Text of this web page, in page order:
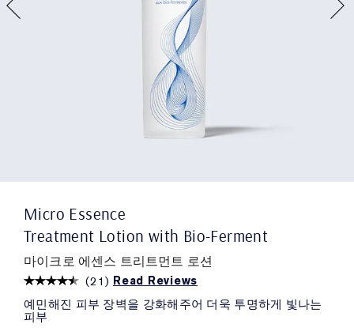
Micro Essence
Treatment Lotion with Bio-Ferment
마이크로 에센스 트리트먼트 로션
(21) Read Reviews
예민해진 피부 장벽을 강화해주어 더욱 투명하게 빛나는
피부